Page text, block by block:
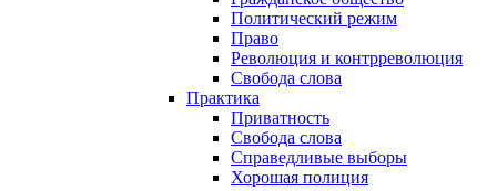
Политический режим
Право
Революция и контрреволюция
Свобода слова
Практика
Приватность
Свобода слова
Справедливые выборы
Хорошая полиция